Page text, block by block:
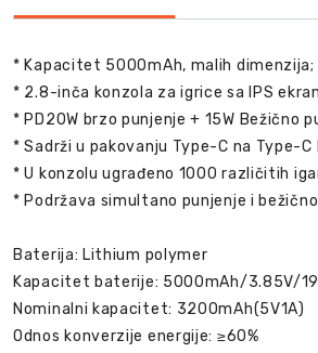
* Kapacitet 5000mAh, malih dimenzija;
* 2.8-inča konzola za igrice sa IPS
* PD20W brzo punjenje + 15W Bežično
* Sadrži u pakovanju Type-C na Type-C
* U konzolu ugrađeno 1000 različitih
* Podržava simultano punjenje i
Baterija: Lithium polymer
Kapacitet baterije: 5000mAh/3.85V/
Nominalni kapacitet: 3200mAh(5V1A)
Odnos konverzije energije: ≥60%